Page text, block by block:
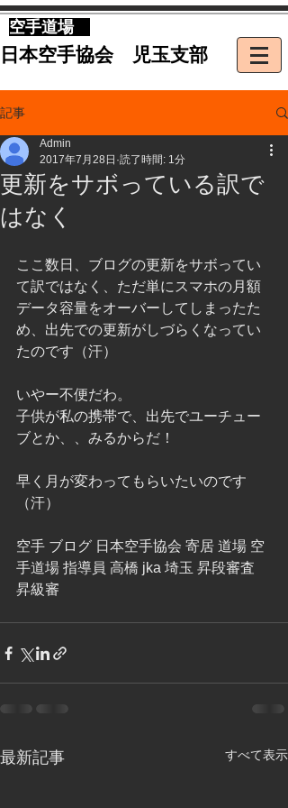
​空手道場
​日本空手協会 児玉支部
記事
更新をサボっている訳で
はなく
Admin
2017年7月28日 読了時間: 1分
ここ数日、ブログの更新をサボってい
て訳ではなく、ただ単にスマホの月額
データ容量をオーバーしてしまったた
め、出先での更新がしづらくなってい
たのです（汗）
いやー不便だわ。
子供が私の携帯で、出先でユーチュー
ブとか、、みるからだ！
早く月が変わってもらいたいのです
（汗）
空手 ブログ 日本空手協会 寄居 道場 空
手道場 指導員 高橋 jka 埼玉 昇段審査
昇級審
最新記事 すべて表示